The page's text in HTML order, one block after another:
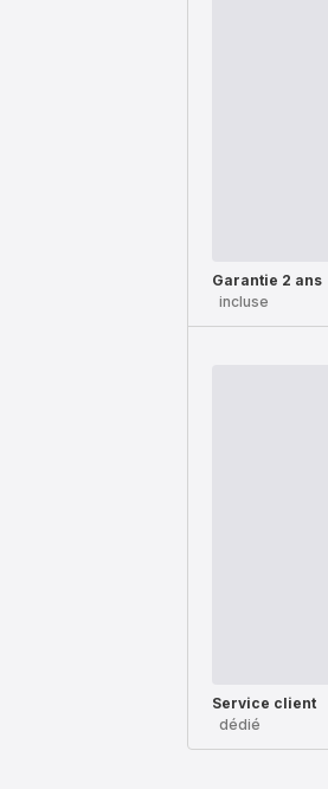
Garantie 2 ans
incluse
Service client
dédié